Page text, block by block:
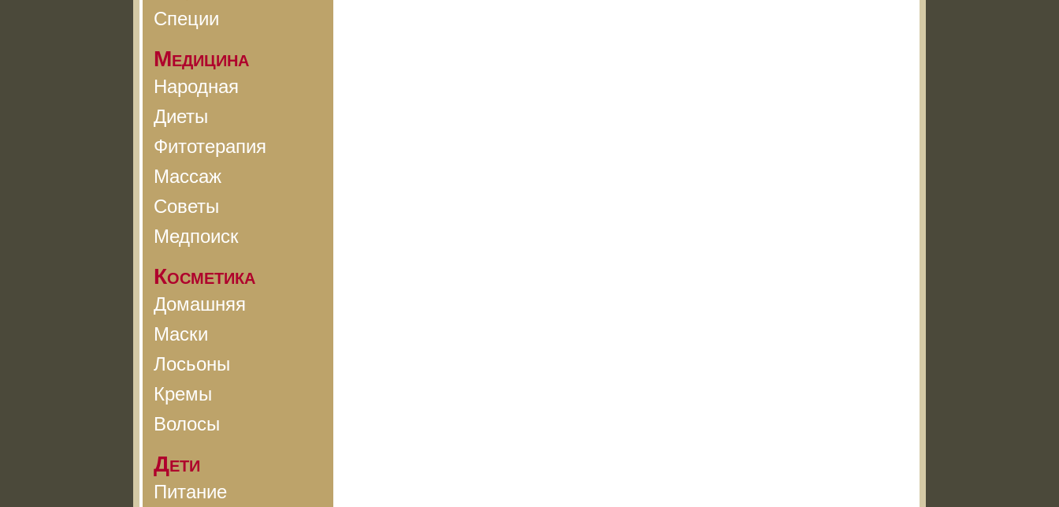
Специи
Медицина
Народная
Диеты
Фитотерапия
Массаж
Советы
Медпоиск
Косметика
Домашняя
Маски
Лосьоны
Кремы
Волосы
Дети
Питание